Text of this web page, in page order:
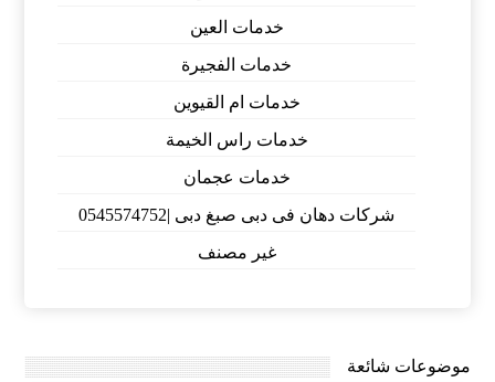
خدمات العين
خدمات الفجيرة
خدمات ام القيوين
خدمات راس الخيمة
خدمات عجمان
شركات دهان فى دبى صبغ دبى |0545574752
غير مصنف
موضوعات شائعة